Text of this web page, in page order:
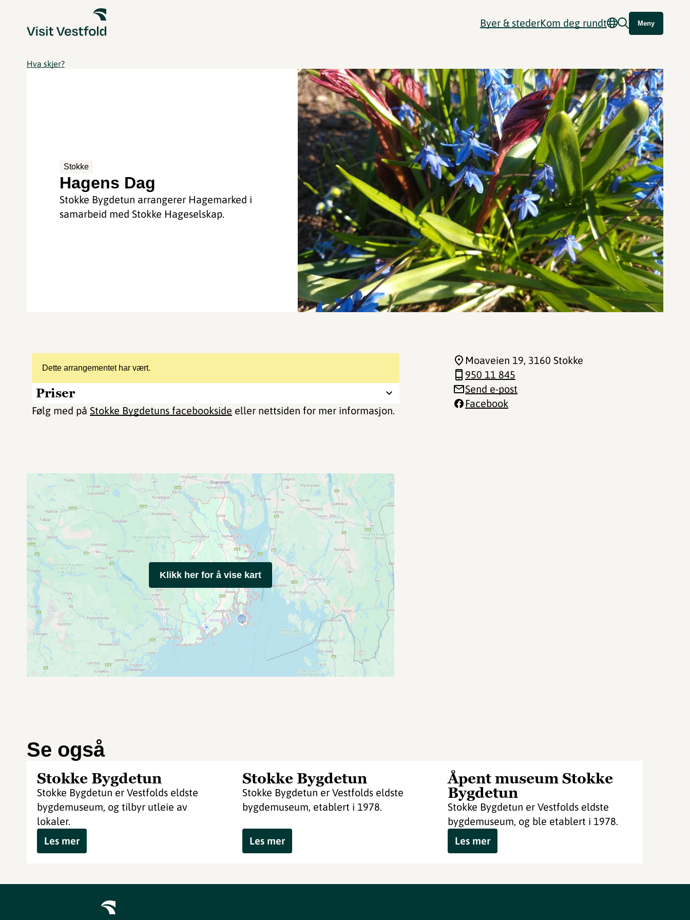
Byer & stederKom deg rundt Meny
Hva skjer?
Stokke
Hagens Dag
Stokke Bygdetun arrangerer Hagemarked i
samarbeid med Stokke Hageselskap.
Dette arrangementet har vært.
Priser
Følg med på Stokke Bygdetuns facebookside eller nettsiden for mer informasjon.
Moaveien 19, 3160 Stokke
950 11 845
Send e-post
Facebook
Klikk her for å vise kart
Se også
Stokke Bygdetun
Stokke Bygdetun er Vestfolds eldste
bygdemuseum, og tilbyr utleie av
lokaler.
Les mer
Stokke Bygdetun
Stokke Bygdetun er Vestfolds eldste
bygdemuseum, etablert i 1978.
Les mer
Åpent museum Stokke
Bygdetun
Stokke Bygdetun er Vestfolds eldste
bygdemuseum, og ble etablert i 1978.
Les mer